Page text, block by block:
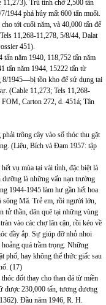
11,273). Trù tính chở 2,500 tấn
1944 phá hủy mất 600 tấn muối.
tới cuối năm, và 40,000 tấn để
11,268-11,278, 5/8/44, Dalat
451).
năm 1940, 118,752 tấn năm
tấn năm 1944, 15222 tấn từ
8/1945—bị tồn kho để sử dụng tại
(Cable 11,273; Tels 11,268-
Carton 272, d. 451á; Tân
trông cậy vào số thóc thu gặt
(Liệu, Bích và Đạm 1957: tập
vụ mùa tại vài tỉnh, đặc biệt là
dưỡng là những vấn nạn trường
1944-1945 làm hư gần hết hoa
sông Mã. Trẻ em, rồi người lớn,
tử thần, dân quê tại những vùng
vào các chợ lân cận, rồi kéo về
đầy ắp. Sự giúp đỡ nhỏ nhoi
quá trầm trọng. Những
phố, hay không thể thức giấc sau
(17)
đốt thay cho than đá từ miền
được 230,000 tấn, tương đương
Đầu năm 1946, R. H.